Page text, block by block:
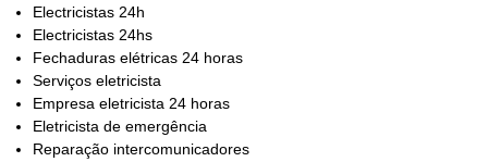
Electricistas 24h
Electricistas 24hs
Fechaduras elétricas 24 horas
Serviços eletricista
Empresa eletricista 24 horas
Eletricista de emergência
Reparação intercomunicadores